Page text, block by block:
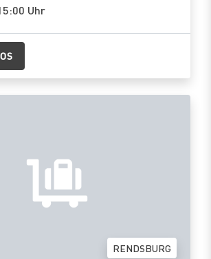
Uhr
RENDSBURG